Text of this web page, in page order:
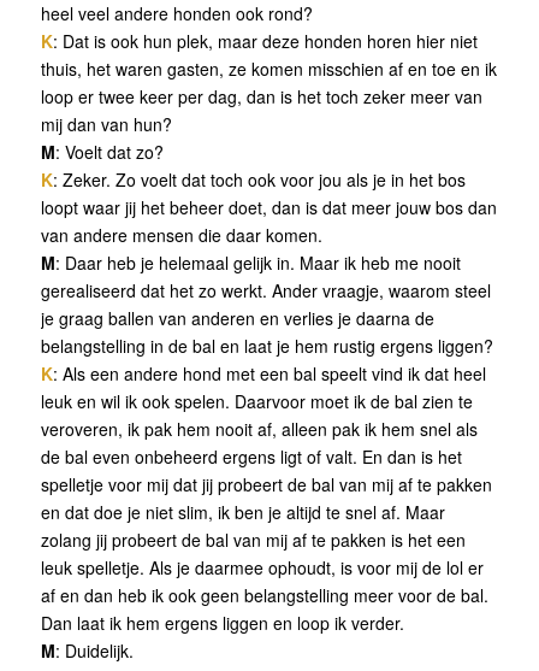
heel veel andere honden ook rond?
K: Dat is ook hun plek, maar deze honden horen hier niet
thuis, het waren gasten, ze komen misschien af en toe en ik
loop er twee keer per dag, dan is het toch zeker meer van
mij dan van hun?
M: Voelt dat zo?
K: Zeker. Zo voelt dat toch ook voor jou als je in het bos
loopt waar jij het beheer doet, dan is dat meer jouw bos dan
van andere mensen die daar komen.
M: Daar heb je helemaal gelijk in. Maar ik heb me nooit
gerealiseerd dat het zo werkt. Ander vraagje, waarom steel
je graag ballen van anderen en verlies je daarna de
belangstelling in de bal en laat je hem rustig ergens liggen?
K: Als een andere hond met een bal speelt vind ik dat heel
leuk en wil ik ook spelen. Daarvoor moet ik de bal zien te
veroveren, ik pak hem nooit af, alleen pak ik hem snel als
de bal even onbeheerd ergens ligt of valt. En dan is het
spelletje voor mij dat jij probeert de bal van mij af te pakken
en dat doe je niet slim, ik ben je altijd te snel af. Maar
zolang jij probeert de bal van mij af te pakken is het een
leuk spelletje. Als je daarmee ophoudt, is voor mij de lol er
af en dan heb ik ook geen belangstelling meer voor de bal.
Dan laat ik hem ergens liggen en loop ik verder.
M: Duidelijk.